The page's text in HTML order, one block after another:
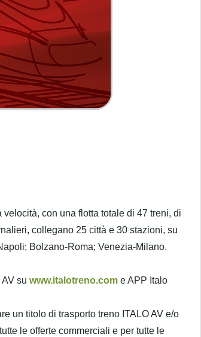
con una flotta totale di 47 treni, di
collegano 25 città e 30 stazioni, su
Bolzano-Roma; Venezia-Milano.
AV suwww.italotreno.com e APP Italo
un titolo di trasporto treno ITALO AV e/o
le offerte commerciali e per tutte le